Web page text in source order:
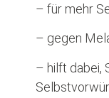
– für mehr
– gegen
– hilft dabei,